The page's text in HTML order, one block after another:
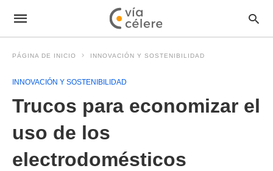
PÁGINA DE INICIO INNOVACIÓN Y SOSTENIBILIDAD
INNOVACIÓN Y SOSTENIBILIDAD
Trucos para economizar el
uso de los
electrodomésticos